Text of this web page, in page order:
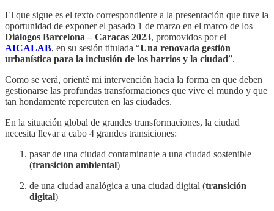
El que sigue es el texto correspondiente a la presentación que tuve la
oportunidad de exponer el pasado 1 de marzo en el marco de los
Diálogos Barcelona – Caracas 2023, promovidos por el
AICALAB, en su sesión titulada “Una renovada gestión
urbanística para la inclusión de los barrios y la ciudad”.
Como se verá, orienté mi intervención hacia la forma en que deben
gestionarse las profundas transformaciones que vive el mundo y que
tan hondamente repercuten en las ciudades.
En la situación global de grandes transformaciones, la ciudad
necesita llevar a cabo 4 grandes transiciones:
pasar de una ciudad contaminante a una ciudad sostenible
(transición ambiental)
de una ciudad analógica a una ciudad digital (transición
digital)